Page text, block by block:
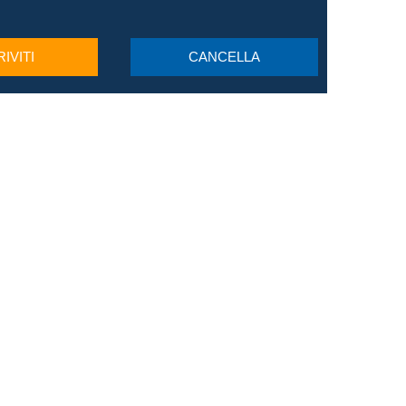
CANCELLA